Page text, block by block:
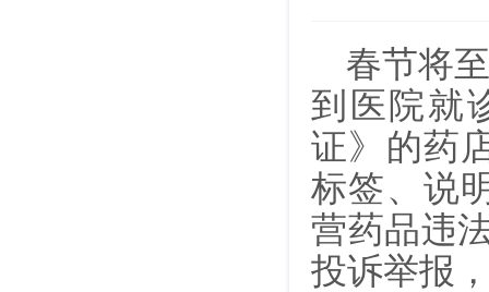
春节将
到医院就
证》的药
标签、说
营药品违
投诉举报